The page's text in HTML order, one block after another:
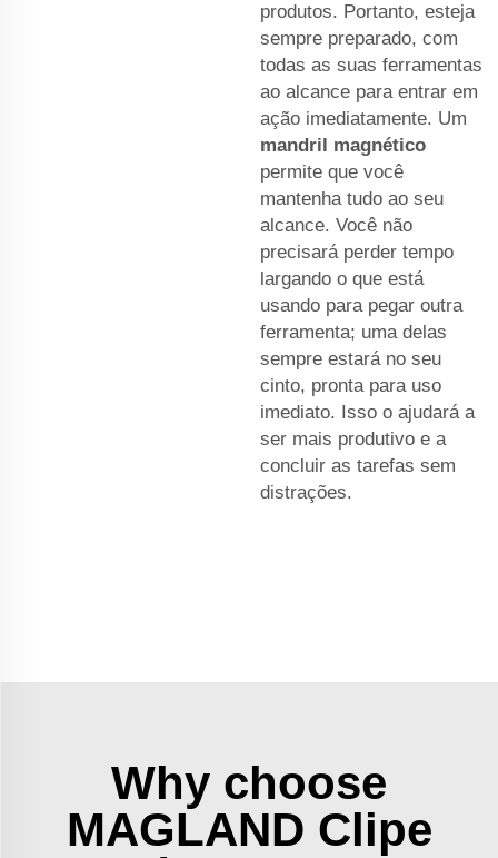
produtos. Portanto, esteja
sempre preparado, com
todas as suas ferramentas
ao alcance para entrar em
ação imediatamente. Um
mandril magnético
permite que você
mantenha tudo ao seu
alcance. Você não
precisará perder tempo
largando o que está
usando para pegar outra
ferramenta; uma delas
sempre estará no seu
cinto, pronta para uso
imediato. Isso o ajudará a
ser mais produtivo e a
concluir as tarefas sem
distrações.
Why choose
MAGLAND Clipe